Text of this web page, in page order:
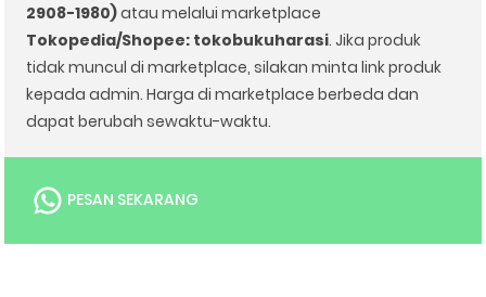
2908-1980)atau melalui marketplace
Tokopedia/Shopee: tokobukuharasi. Jika produk
tidak muncul di marketplace, silakan minta link produk
kepada admin. Harga di marketplace berbeda dan
dapat berubah sewaktu-waktu.
PESAN SEKARANG